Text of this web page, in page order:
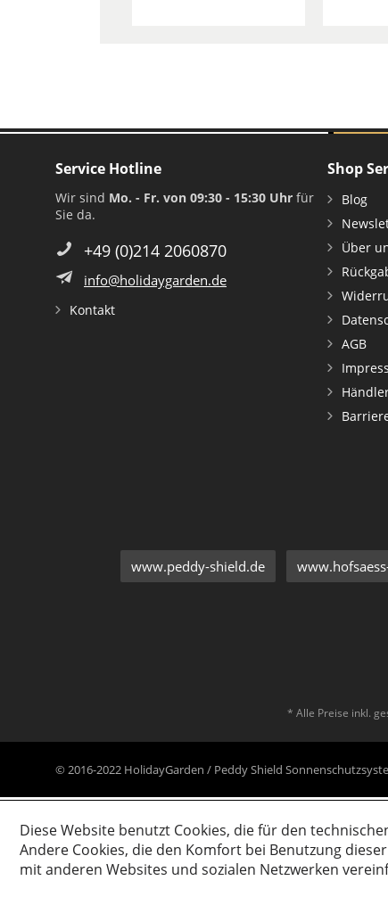
Service Hotline
Wir sind Mo. - Fr. von 09:30 - 15:30 Uhr für
Sie da.
+49 (0)214 2060870
info@holidaygarden.de
Kontakt
Shop
Blog
Über
AGB
www.peddy-shield.de
* Alle Preise inkl.
© 2016-2022 HolidayGarden / Peddy Shield
Diese Website benutzt Cookies, die für den
Andere Cookies, die den Komfort bei Benutzung
mit anderen Websites und sozialen Netzwerken